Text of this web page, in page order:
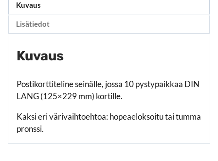
Kuvaus
Lisätiedot
Kuvaus
Postikorttiteline seinälle, jossa 10 pystypaikkaa DIN
LANG (125×229 mm) kortille.
Kaksi eri värivaihtoehtoa: hopeaeloksoitu tai tumma
pronssi.